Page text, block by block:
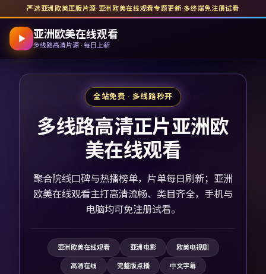
严选亚洲欧美正版片源· 亚洲欧美在线观看专题更新·多终端免注册试看
亚洲欧美在线观看
多线路高清片源 · 每日上新
全站免费 · 多线路秒开
多线路高清正片亚洲欧
美在线观看
聚合院线口碑与热播榜单，片单每日刷新；亚洲
欧美在线观看主打高清流畅、类目齐全，手机与
电脑均可免注册试看。
亚洲欧美在线观看 亚洲电影 欧美电视剧
高清在线 完整版点播 中文字幕